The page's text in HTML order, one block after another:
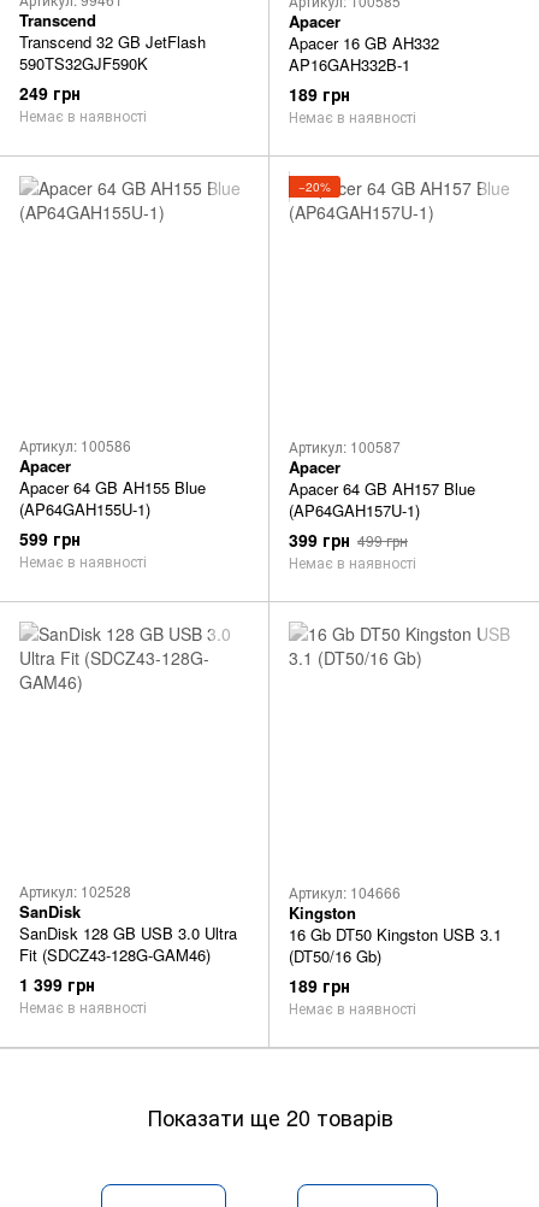
Transcend
Transcend 32 GB JetFlash
590TS32GJF590K
249 грн
Немає в наявності
Apacer
Apacer 16 GB AH332
AP16GAH332B-1
189 грн
Немає в наявності
Артикул: 100586
Apacer
Apacer 64 GB AH155 Blue
(AP64GAH155U-1)
599 грн
Немає в наявності
−20%
Артикул: 100587
Apacer
Apacer 64 GB AH157 Blue
(AP64GAH157U-1)
399 грн 499 грн
Немає в наявності
Артикул: 102528
SanDisk
SanDisk 128 GB USB 3.0 Ultra
Fit (SDCZ43-128G-GAM46)
1 399 грн
Немає в наявності
Артикул: 104666
Kingston
16 Gb DT50 Kingston USB 3.1
(DT50/16 Gb)
189 грн
Немає в наявності
Показати ще 20 товарів